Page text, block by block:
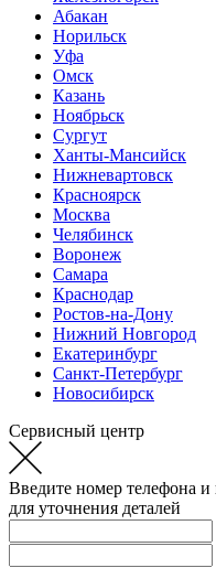
Абакан
Норильск
Уфа
Омск
Казань
Ноябрьск
Сургут
Ханты-Мансийск
Нижневартовск
Красноярск
Москва
Челябинск
Воронеж
Самара
Краснодар
Ростов-на-Дону
Нижний Новгород
Екатеринбург
Санкт-Петербург
Новосибирск
Сервисный центр
Введите номер телефона
для уточнения деталей